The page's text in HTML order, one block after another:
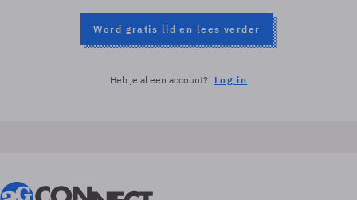
Word gratis lid en lees verder
Heb je al een account? Log in